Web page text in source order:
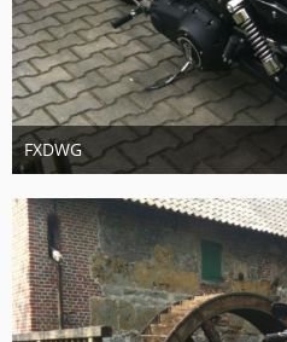
FXDWG
6. April 2014